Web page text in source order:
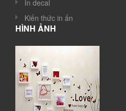
In decal
Kiến thức in ấn
HÌNH ẢNH